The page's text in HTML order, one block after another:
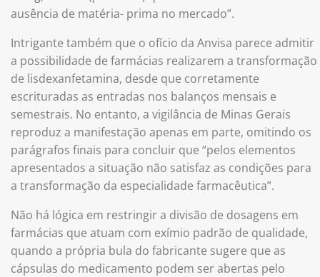
ausência de matéria- prima no mercado”.
Intrigante também que o ofício da Anvisa parece admitir
a possibilidade de farmácias realizarem a transformação
de lisdexanfetamina, desde que corretamente
escrituradas as entradas nos balanços mensais e
semestrais. No entanto, a vigilância de Minas Gerais
reproduz a manifestação apenas em parte, omitindo os
parágrafos finais para concluir que “pelos elementos
apresentados a situação não satisfaz as condições para
a transformação da especialidade farmacêutica”.
Não há lógica em restringir a divisão de dosagens em
farmácias que atuam com exímio padrão de qualidade,
quando a própria bula do fabricante sugere que as
cápsulas do medicamento podem ser abertas pelo